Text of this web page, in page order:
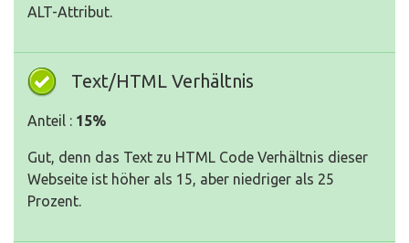
ALT-Attribut.
Text/HTML Verhältnis
Anteil : 15%
Gut, denn das Text zu HTML Code Verhältnis dieser
Webseite ist höher als 15, aber niedriger als 25
Prozent.